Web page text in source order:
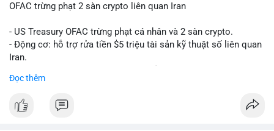
OFAC trừng phạt 2 sàn crypto liên quan Iran
- US Treasury OFAC trừng phạt cá nhân và 2 sàn crypto.
- Động cơ: hỗ trợ rửa tiền $5 triệu tài sản kỹ thuật số liên quan
Iran.
- Tác động: rủi ro cho thị trường crypto, tăng áp lực pháp lý.
#binancesquare
Đọc thêm